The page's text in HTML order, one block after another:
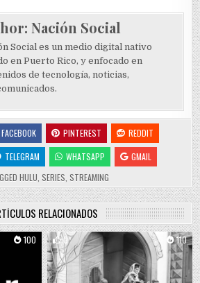
Nación Social
Social es un medio digital nativo
en Puerto Rico, y enfocado en
de tecnología, noticias,
FACEBOOK PINTEREST
REDDIT
TELEGRAM WHATSAPP
GMAIL
HULU SERIES STREAMING
RELACIONADOS
100 0 110